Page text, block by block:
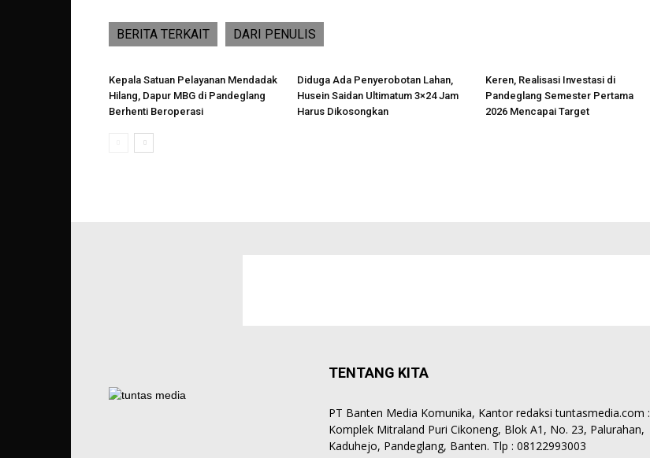
BERITA TERKAIT DARI PENULIS
Kepala Satuan Pelayanan Mendadak
Hilang, Dapur MBG di Pandeglang
Berhenti Beroperasi
Diduga Ada Penyerobotan Lahan,
Husein Saidan Ultimatum 3×24 Jam
Harus Dikosongkan
Keren, Realisasi Investasi di
Pandeglang Semester Pertama
2026 Mencapai Target
TENTANG KITA
PT Banten Media Komunika, Kantor redaksi tuntasmedia.com :
Komplek Mitraland Puri Cikoneng, Blok A1, No. 23, Palurahan,
Kaduhejo, Pandeglang, Banten. Tlp : 08122993003